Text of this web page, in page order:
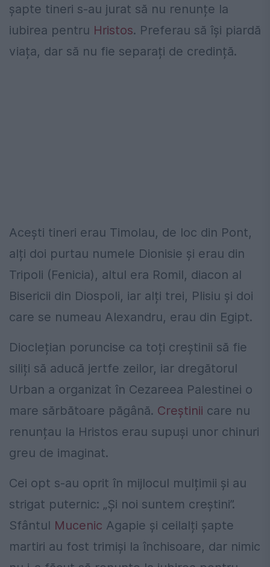
șapte tineri s-au jurat să nu renunțe la
iubirea pentru Hristos. Preferau să își piardă
viața, dar să nu fie separați de credință.
Acești tineri erau Timolau, de loc din Pont,
alți doi purtau numele Dionisie și erau din
Tripoli (Fenicia), altul era Romil, diacon al
Bisericii din Diospoli, iar alți trei, Plisiu și doi
care se numeau Alexandru, erau din Egipt.
Dioclețian poruncise ca toți creștinii să fie
siliți să aducă jertfe zeilor, iar dregătorul
Urban a organizat în Cezareea Palestinei o
mare sărbătoare păgână. Creștinii care nu
renunțau la Hristos erau supuși unor chinuri
greu de imaginat.
Cei opt s-au oprit în mijlocul mulțimii și au
strigat puternic: „Și noi suntem creștini”.
Sfântul Mucenic Agapie și ceilalți șapte
martiri au fost trimiși la închisoare, dar nimic